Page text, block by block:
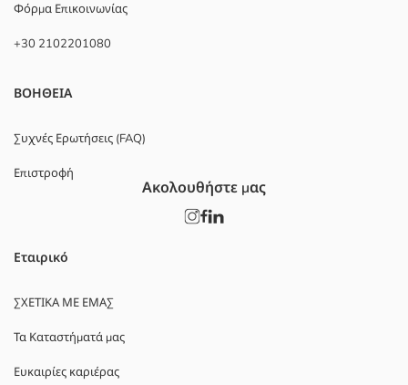
Φόρμα Επικοινωνίας
+30 2102201080
ΒΟΗΘΕΙΑ
Συχνές Ερωτήσεις (FAQ)
Επιστροφή
Εταιρικό
ΣΧΕΤΙΚΑ ΜΕ ΕΜΑΣ
Τα Καταστήματά μας
Ευκαιρίες καριέρας
Ακολουθήστε μας